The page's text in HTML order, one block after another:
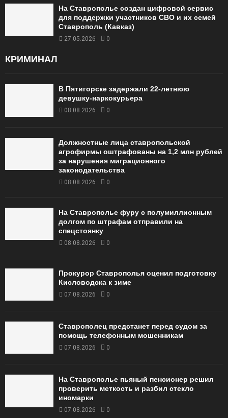
На Ставрополье создан цифровой сервис
для поддержки участников СВО и их семей
Ставрополь (Кавказ)
27.05.2026 0
КРИМИНАЛ
В Пятигорске задержали 22-летнюю
девушку-наркокурьера
08.08.2026 0
Должностные лица ставропольской
агрофирмы оштрафованы на 1,2 млн рублей
за нарушения миграционного
законодательства
08.08.2026 0
На Ставрополье фуру с полумиллионным
долгом по штрафам отправили на
спецстоянку
08.08.2026 0
Прокурор Ставрополья оценил подготовку
Кисловодска к зиме
07.08.2026 0
Ставрополец предстанет перед судом за
помощь телефонным мошенникам
07.08.2026 0
На Ставрополье пьяный пенсионер решил
проверить меткость и разбил стекло
иномарки
07.08.2026 0